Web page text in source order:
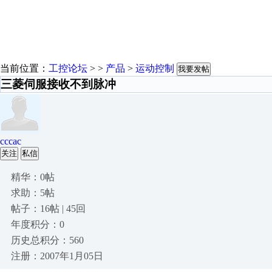
当前位置： 工控论坛 > > 产品 > 运动控制 我要发帖
三菱伺服接收不到脉冲
cccac
关注 私信
精华：0帖
求助：5帖
帖子：16帖 | 45回
年度积分：0
历史总积分：560
注册：2007年1月05日